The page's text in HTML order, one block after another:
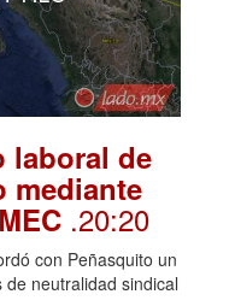
laboral de
mediante
.20:20
con Peñasquito un
neutralidad sindical